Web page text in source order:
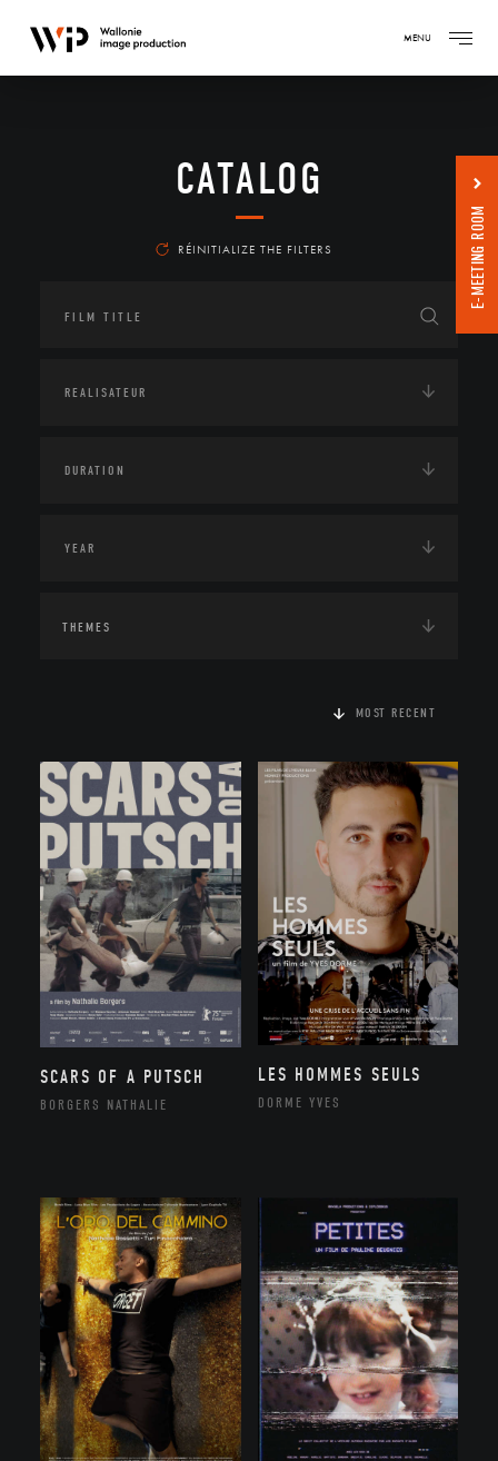
MENU
CATALOG
RÉINITIALIZE THE FILTERS
THEMES
MOST RECENT
SCARS OF A PUTSCH
BORGERS NATHALIE
LES HOMMES SEULS
DORME YVES
E-MEETING ROOM